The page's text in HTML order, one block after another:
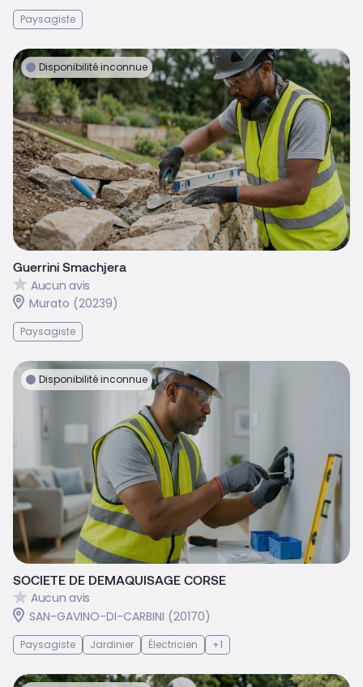
Paysagiste
Disponibilité inconnue
Guerrini Smachjera
Aucun avis
Murato (20239)
Paysagiste
Disponibilité inconnue
SOCIETE DE DEMAQUISAGE CORSE
Aucun avis
SAN-GAVINO-DI-CARBINI (20170)
Paysagiste Jardinier Électricien +1